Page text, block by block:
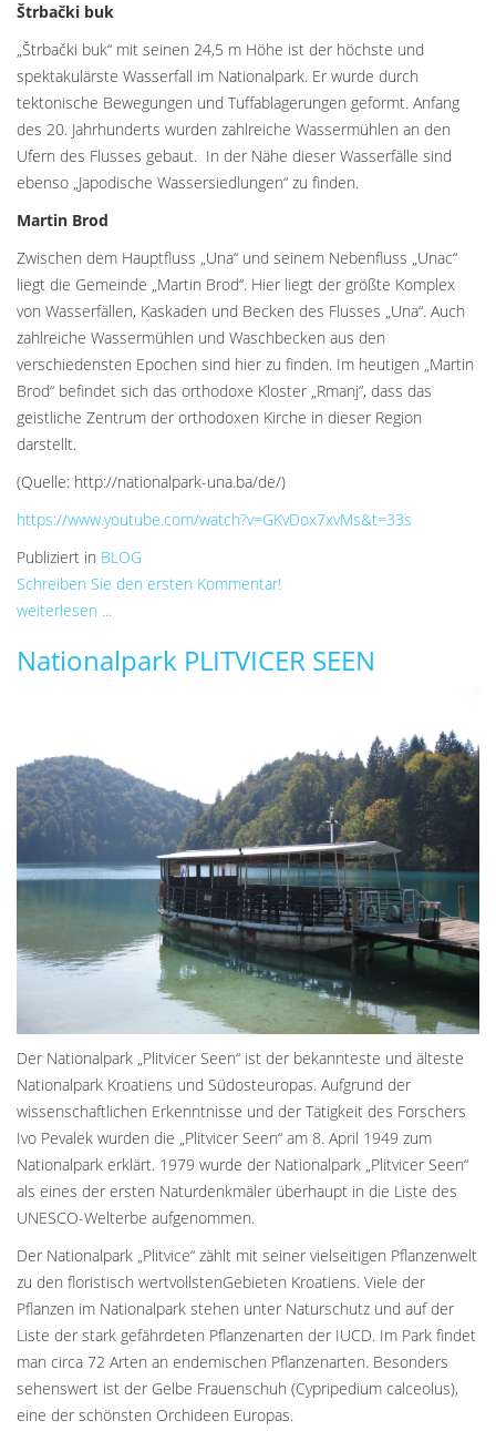
Štrbački buk
„Štrbački buk“ mit seinen 24,5 m Höhe ist der höchste und
spektakulärste Wasserfall im Nationalpark. Er wurde durch
tektonische Bewegungen und Tuffablagerungen geformt. Anfang
des 20. Jahrhunderts wurden zahlreiche Wassermühlen an den
Ufern des Flusses gebaut. In der Nähe dieser Wasserfälle sind
ebenso „Japodische Wassersiedlungen“ zu finden.
Martin Brod
Zwischen dem Hauptfluss „Una“ und seinem Nebenfluss „Unac“
liegt die Gemeinde „Martin Brod“. Hier liegt der größte Komplex
von Wasserfällen, Kaskaden und Becken des Flusses „Una“. Auch
zahlreiche Wassermühlen und Waschbecken aus den
verschiedensten Epochen sind hier zu finden. Im heutigen „Martin
Brod“ befindet sich das orthodoxe Kloster „Rmanj“, dass das
geistliche Zentrum der orthodoxen Kirche in dieser Region
darstellt.
(Quelle: http://nationalpark-una.ba/de/)
https://www.youtube.com/watch?v=GKvDox7xvMs&t=33s
Publiziert in BLOG
Schreiben Sie den ersten Kommentar!
weiterlesen ...
Nationalpark PLITVICER SEEN
Der Nationalpark „Plitvicer Seen“ ist der bekannteste und älteste
Nationalpark Kroatiens und Südosteuropas. Aufgrund der
wissenschaftlichen Erkenntnisse und der Tätigkeit des Forschers
Ivo Pevalek wurden die „Plitvicer Seen“ am 8. April 1949 zum
Nationalpark erklärt. 1979 wurde der Nationalpark „Plitvicer Seen“
als eines der ersten Naturdenkmäler überhaupt in die Liste des
UNESCO-Welterbe aufgenommen.
Der Nationalpark „Plitvice“ zählt mit seiner vielseitigen Pflanzenwelt
zu den floristisch wertvollstenGebieten Kroatiens. Viele der
Pflanzen im Nationalpark stehen unter Naturschutz und auf der
Liste der stark gefährdeten Pflanzenarten der IUCD. Im Park findet
man circa 72 Arten an endemischen Pflanzenarten. Besonders
sehenswert ist der Gelbe Frauenschuh (Cypripedium calceolus),
eine der schönsten Orchideen Europas.